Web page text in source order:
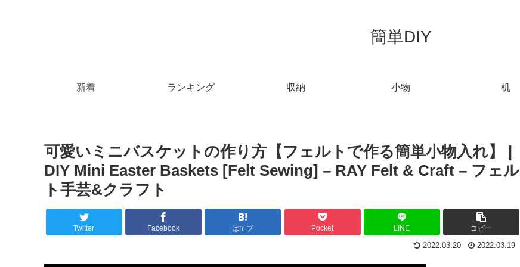
簡単DIY
新着 ランキング 収納 小物 机
可愛いミニバスケットの作り方【フェルトで作る簡単小物入れ】 |
DIY Mini Easter Baskets [Felt Sewing] – RAY Felt & Craft – フェル
ト手芸&クラフト
Twitter Facebook はてブ Pocket LINE コピー
2022.03.20 2022.03.19